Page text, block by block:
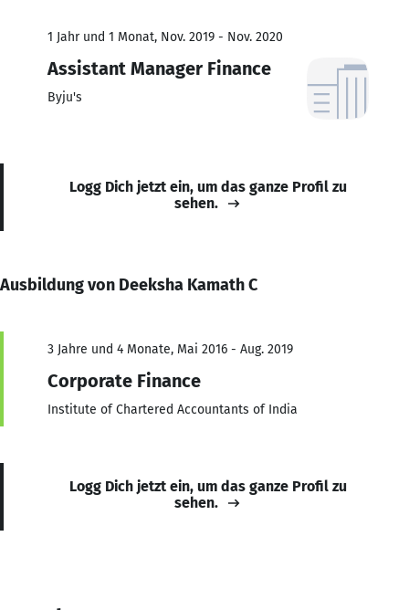
1 Jahr und 1 Monat, Nov. 2019 - Nov. 2020
Assistant Manager Finance
Byju's
Logg Dich jetzt ein, um das ganze Profil zu
sehen.
Ausbildung von Deeksha Kamath C
3 Jahre und 4 Monate, Mai 2016 - Aug. 2019
Corporate Finance
Institute of Chartered Accountants of India
Logg Dich jetzt ein, um das ganze Profil zu
sehen.